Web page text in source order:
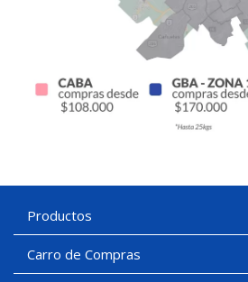
Productos
Carro de Compras